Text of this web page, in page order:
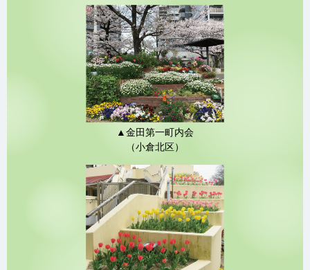
▲金田第一町内会
（小倉北区）